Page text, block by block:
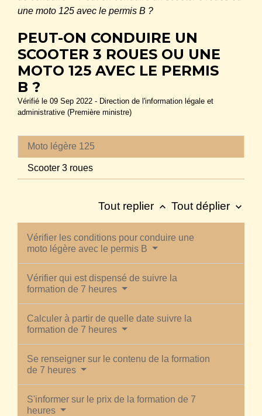
une moto 125 avec le permis B ?
PEUT-ON CONDUIRE UN
SCOOTER 3 ROUES OU UNE
MOTO 125 AVEC LE PERMIS
B ?
Vérifié le 09 Sep 2022 - Direction de l'information légale et
administrative (Première ministre)
Moto légère 125
Scooter 3 roues
Tout replier keyboard_arrow_up Tout déplier keyboard_arrow_down
Vérifier les conditions pour conduire une
moto légère avec le permis B
Vérifier qui est dispensé de suivre la
formation de 7 heures
Calculer à partir de quelle date suivre la
formation de 7 heures
Se renseigner sur le contenu de la formation
de 7 heures
S'informer sur le prix de la formation de 7
heures